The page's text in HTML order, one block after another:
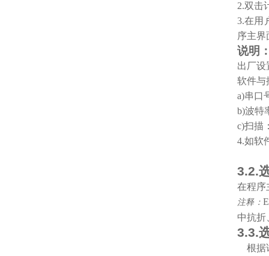
2.双击
3.在用
序主界
说明
出厂设
软件与
a)串口
b)波特
c)扫描
4.如软
3.2.
在程序
注释 ：
中抗折
3.3.
根据